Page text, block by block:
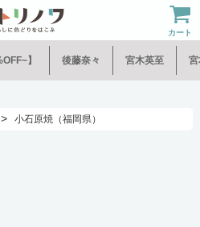
カート
】 後藤奈々 宮木英至 宮
> 小石原焼（福岡県）